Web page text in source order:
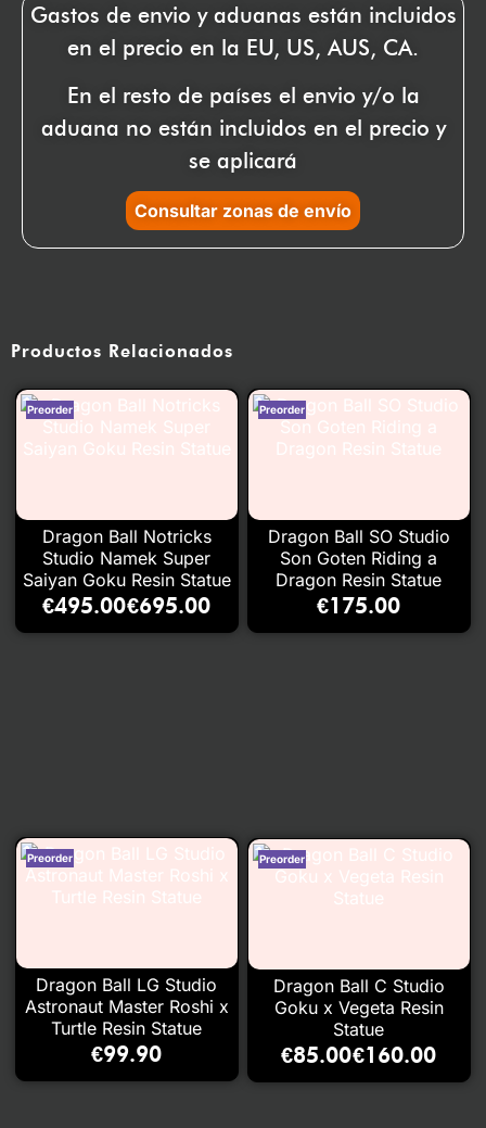
Gastos de envio y aduanas están incluidos
en el precio en la EU, US, AUS, CA.
En el resto de países el envio y/o la
aduana no están incluidos en el precio y
se aplicará
Consultar zonas de envío
Productos Relacionados
Dragon Ball Notricks
Studio Namek Super
Saiyan Goku Resin Statue
€495.00€695.00
Dragon Ball SO Studio
Son Goten Riding a
Dragon Resin Statue
€175.00
Dragon Ball LG Studio
Astronaut Master Roshi x
Turtle Resin Statue
€99.90
Dragon Ball C Studio
Goku x Vegeta Resin
Statue
€85.00€160.00